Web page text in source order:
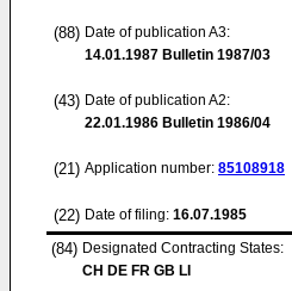
(88) Date of publication A3:
14.01.1987 Bulletin 1987/03
(43) Date of publication A2:
22.01.1986 Bulletin 1986/04
(21) Application number: 85108918
(22) Date of filing: 16.07.1985
(84) Designated Contracting States:
CH DE FR GB LI